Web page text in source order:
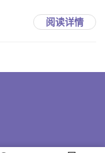
阅读详情